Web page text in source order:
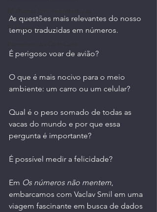
O Futuro
As questões mais relevantes do nosso
tempo traduzidas em números.
É perigoso voar de avião?
O que é mais nocivo para o meio
ambiente: um carro ou um celular?
Qual é o peso somado de todas as
vacas do mundo e por que essa
pergunta é importante?
É possível medir a felicidade?
Em Os números não mentem
embarcamos com Vaclav Smil em uma
viagem fascinante em busca de dados